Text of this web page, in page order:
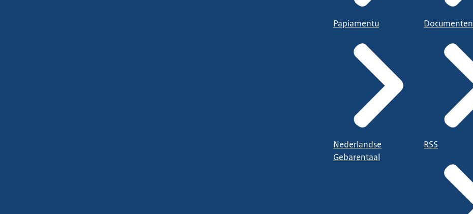
Papiamentu
Nederlandse
Gebarentaal
Documenten
RSS